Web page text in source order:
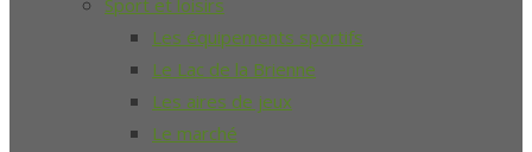
Sport et loisirs
Les équipements sportifs
Le Lac de la Brienne
Les aires de jeux
Le marché